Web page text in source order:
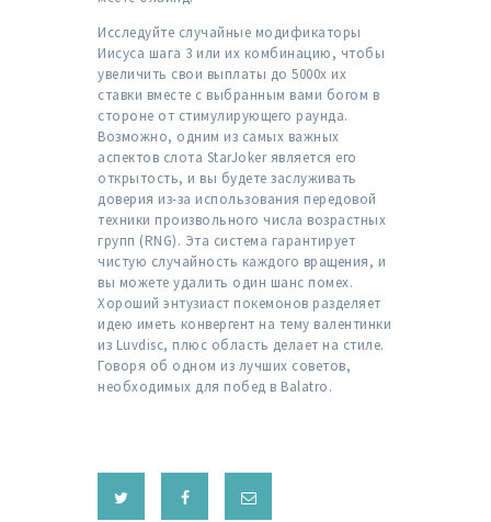
Исследуйте случайные модификаторы
Иисуса шага 3 или их комбинацию, чтобы
увеличить свои выплаты до 5000x их
ставки вместе с выбранным вами богом в
стороне от стимулирующего раунда.
Возможно, одним из самых важных
аспектов слота StarJoker является его
открытость, и вы будете заслуживать
доверия из-за использования передовой
техники произвольного числа возрастных
групп (RNG). Эта система гарантирует
чистую случайность каждого вращения, и
вы можете удалить один шанс помех.
Хороший энтузиаст покемонов разделяет
идею иметь конвергент на тему валентинки
из Luvdisc, плюс область делает на стиле.
Говоря об одном из лучших советов,
необходимых для побед в Balatro.